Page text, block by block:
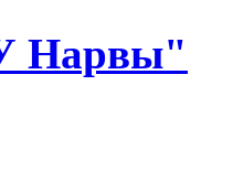
Нарвы"